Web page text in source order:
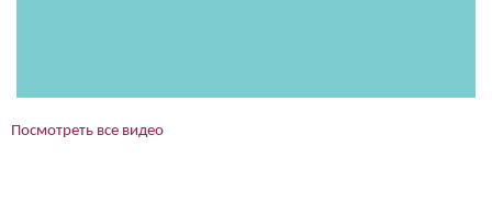
Посмотреть все видео